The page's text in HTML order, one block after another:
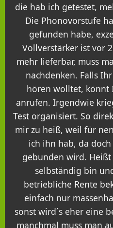
die hab ich getestet,
Die Phonovorstufe
gefunden habe,
Vollverstärker ist vor
mehr lieferbar, muss
nachdenken. Falls
hören wolltet, könnt
anrufen. Irgendwie
Test organisiert. So
mir zu heiß, weil für
ich ihn hab, da
gebunden wird. Heißt
selbständig bin
betriebliche Rente
einfach nur
sonst wird´s eher eine
manchmal muss man